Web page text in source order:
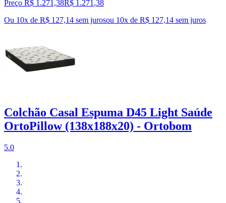
Preço R$ 1.271,38R$ 1.271 ,38
Ou 10x de R$ 127,14 sem jurosou 10x de R$ 127,14 sem juros
Colchão Casal Espuma D45 Light Saúde
OrtoPillow (138x188x20) - Ortobom
5.0